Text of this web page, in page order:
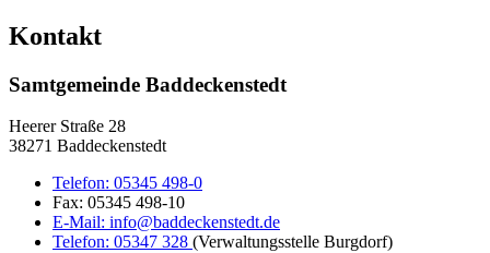
Kontakt
Samtgemeinde Baddeckenstedt
Heerer Straße 28
38271 Baddeckenstedt
Telefon: 05345 498-0
Fax: 05345 498-10
E-Mail: info@baddeckenstedt.de
Telefon: 05347 328 (Verwaltungsstelle Burgdorf)